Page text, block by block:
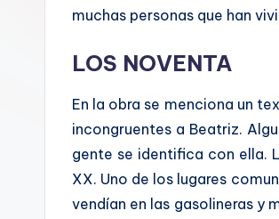
muchas personas que han
LOS NOVENTA
En la obra se menciona un
incongruentes a Beatriz.
gente se identifica con ella.
XX. Uno de los lugares
vendían en las gasolineras y